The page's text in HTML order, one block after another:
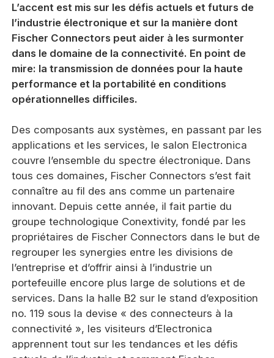
L’accent est mis sur les défis actuels et futurs de
l’industrie électronique et sur la manière dont
Fischer Connectors peut aider à les surmonter
dans le domaine de la connectivité. En point de
mire: la transmission de données pour la haute
performance et la portabilité en conditions
opérationnelles difficiles.
Des composants aux systèmes, en passant par les
applications et les services, le salon Electronica
couvre l’ensemble du spectre électronique. Dans
tous ces domaines, Fischer Connectors s’est fait
connaître au fil des ans comme un partenaire
innovant. Depuis cette année, il fait partie du
groupe technologique Conextivity, fondé par les
propriétaires de Fischer Connectors dans le but de
regrouper les synergies entre les divisions de
l’entreprise et d’offrir ainsi à l’industrie un
portefeuille encore plus large de solutions et de
services. Dans la halle B2 sur le stand d’exposition
no. 119 sous la devise « des connecteurs à la
connectivité », les visiteurs d’Electronica
apprennent tout sur les tendances et les défis